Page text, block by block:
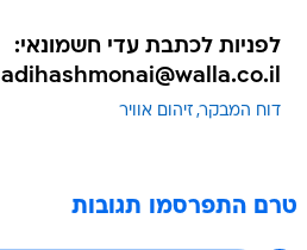
לפניות לכתבת עדי חשמונאי:
adihashmonai@walla.co.il
דוח המבקר זיהום אוויר
טרם התפרסמו תגובות